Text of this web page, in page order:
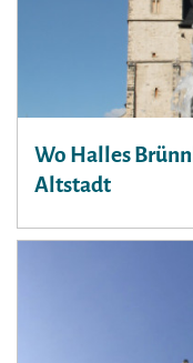
Wo Halles
Altstadt